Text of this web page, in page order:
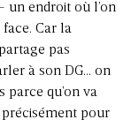
un endroit où l’on
Car la
pas
à son DG… on
parce qu’on va
précisément pour